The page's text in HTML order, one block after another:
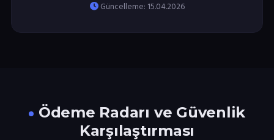
Güncelleme: 15.04.2026
Ödeme Radarı ve Güvenlik
Karşılaştırması